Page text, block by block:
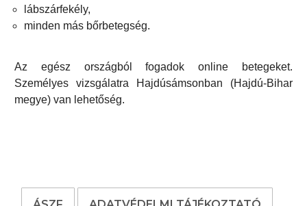
lábszárfekély,
minden más bőrbetegség.
Az egész országból fogadok online betegeket.
Személyes vizsgálatra Hajdúsámsonban (Hajdú-Bihar
megye) van lehetőség.